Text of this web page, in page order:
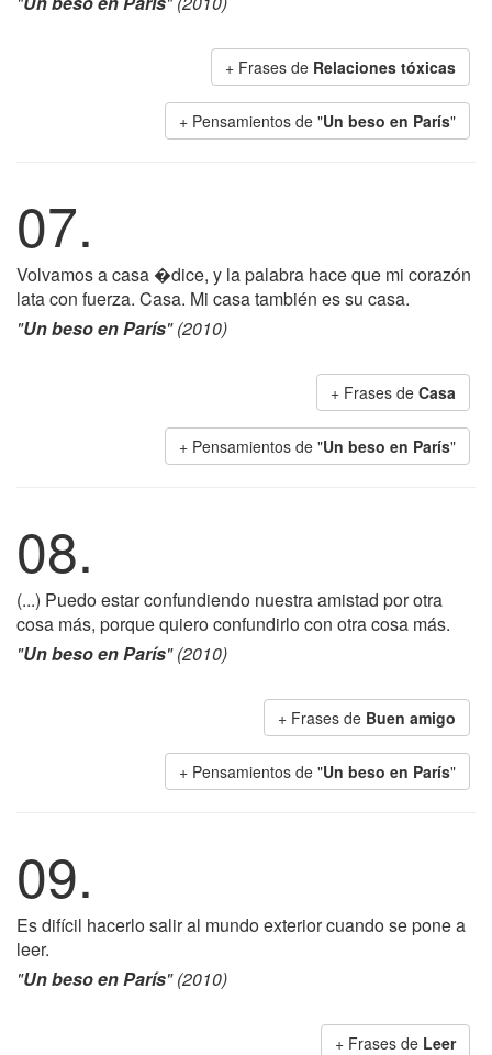
+ Frases de Relaciones tóxicas
+ Pensamientos de "Un beso en París"
07.
Volvamos a casa �dice, y la palabra hace que mi corazón
lata con fuerza. Casa. Mi casa también es su casa.
"Un beso en París" (2010)
+ Frases de Casa
+ Pensamientos de "Un beso en París"
08.
(...) Puedo estar confundiendo nuestra amistad por otra
cosa más, porque quiero confundirlo con otra cosa más.
"Un beso en París" (2010)
+ Frases de Buen amigo
+ Pensamientos de "Un beso en París"
09.
Es difícil hacerlo salir al mundo exterior cuando se pone a
leer.
"Un beso en París" (2010)
+ Frases de Leer